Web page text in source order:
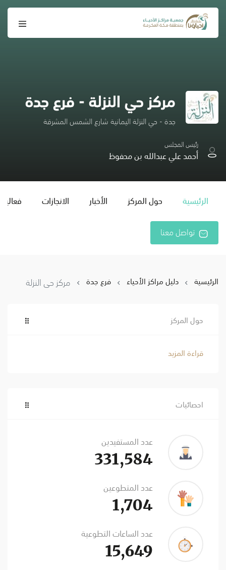
مركز حي النزلة - فرع جدة
جدة - حي النزلة اليمانية شارع الشمس المشرقة
رئيس المجلس
أحمد علي عبدالله بن محفوظ
الرئيسية حول المركز الأخبار الانجازات
تواصل معنا
الرئيسية دليل مراكز الأحياء فرع جدة مركز حي النزلة
حول المركز
قراءة المزيد
احصائيات
عدد المستفيدين
331,584
عدد المتطوعين
1,704
عدد الساعات التطوعية
15,649